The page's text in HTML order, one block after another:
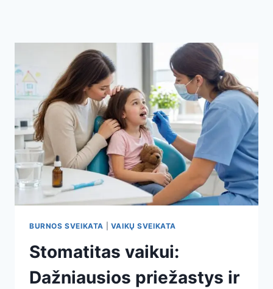
BURNOS SVEIKATA VAIKŲ SVEIKATA
Stomatitas vaikui:
Dažniausios priežastys ir